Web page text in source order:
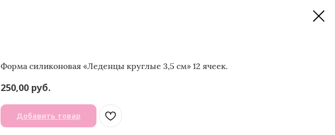
Форма силиконовая «Леденцы круглые 3,5 см» 12 ячеек.
250,00 руб.
Добавить товар